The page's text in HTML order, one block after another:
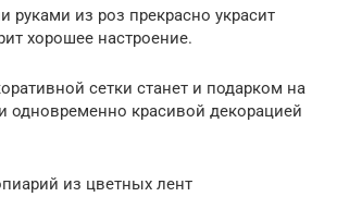
руками из роз прекрасно украсит
хорошее настроение.
сетки станет и подарком на
одновременно красивой декорацией
из цветных лент